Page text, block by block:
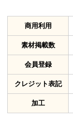
商用利用
素材掲載数
会員登録
クレジット表記
加工